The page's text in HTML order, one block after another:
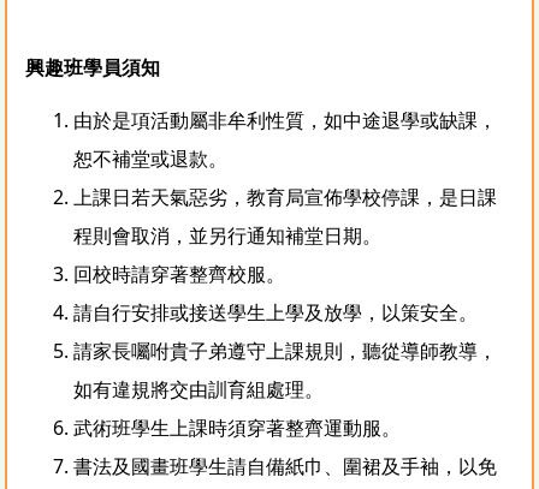
興趣班學員須知
由於是項活動屬非牟利性質，如中途退學或缺課，
恕不補堂或退款。
上課日若天氣惡劣，教育局宣佈學校停課，是日課
程則會取消，並另行通知補堂日期。
回校時請穿著整齊校服。
請自行安排或接送學生上學及放學，以策安全。
請家長囑咐貴子弟遵守上課規則，聽從導師教導，
如有違規將交由訓育組處理。
武術班學生上課時須穿著整齊運動服。
書法及國畫班學生請自備紙巾、圍裙及手袖，以免